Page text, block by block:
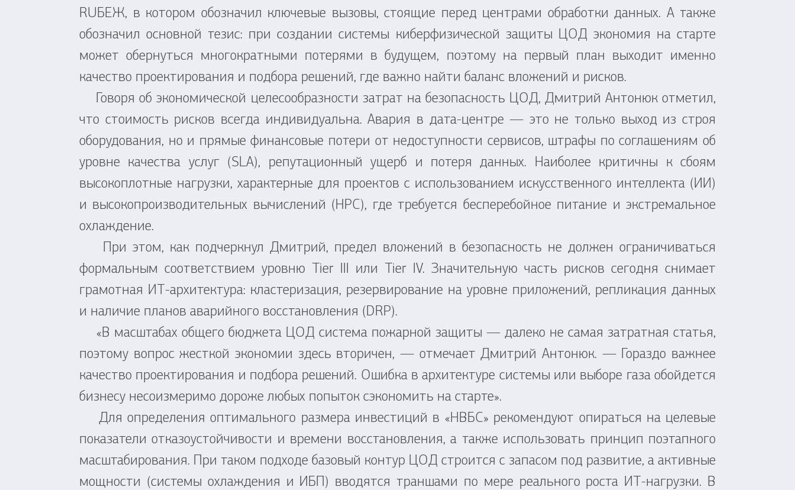
RUБЕЖ, в котором обозначил ключевые вызовы, стоящие перед центрами обработки данных. А также
обозначил основной тезис: при создании системы киберфизической защиты ЦОД экономия на старте
может обернуться многократными потерями в будущем, поэтому на первый план выходит именно
качество проектирования и подбора решений, где важно найти баланс вложений и рисков.
Говоря об экономической целесообразности затрат на безопасность ЦОД, Дмитрий Антонюк отметил,
что стоимость рисков всегда индивидуальна. Авария в дата-центре — это не только выход из строя
оборудования, но и прямые финансовые потери от недоступности сервисов, штрафы по соглашениям об
уровне качества услуг (SLA), репутационный ущерб и потеря данных. Наиболее критичны к сбоям
высокоплотные нагрузки, характерные для проектов с использованием искусственного интеллекта (ИИ)
и высокопроизводительных вычислений (HPC), где требуется бесперебойное питание и экстремальное
охлаждение.
При этом, как подчеркнул Дмитрий, предел вложений в безопасность не должен ограничиваться
формальным соответствием уровню Tier III или Tier IV. Значительную часть рисков сегодня снимает
грамотная ИТ-архитектура: кластеризация, резервирование на уровне приложений, репликация данных
и наличие планов аварийного восстановления (DRP).
«В масштабах общего бюджета ЦОД система пожарной защиты — далеко не самая затратная статья,
поэтому вопрос жесткой экономии здесь вторичен, — отмечает Дмитрий Антонюк. — Гораздо важнее
качество проектирования и подбора решений. Ошибка в архитектуре системы или выборе газа обойдется
бизнесу несоизмеримо дороже любых попыток сэкономить на старте».
Для определения оптимального размера инвестиций в «НВБС» рекомендуют опираться на целевые
показатели отказоустойчивости и времени восстановления, а также использовать принцип поэтапного
масштабирования. При таком подходе базовый контур ЦОД строится с запасом под развитие, а активные
мощности (системы охлаждения и ИБП) вводятся траншами по мере реального роста ИТ-нагрузки. В